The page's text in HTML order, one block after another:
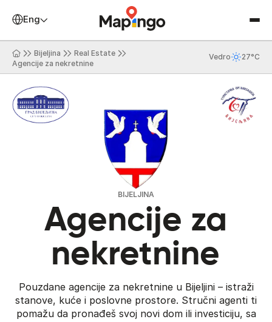
English
Bijeljina
Real Estate
Agencije za nekretnine
Vedro 27°C
BIJELJINA
Agencije za
nekretnine
Pouzdane agencije za nekretnine u Bijeljini – istraži
stanove, kuće i poslovne prostore. Stručni agenti ti
pomažu da pronađeš svoj novi dom ili investiciju, sa